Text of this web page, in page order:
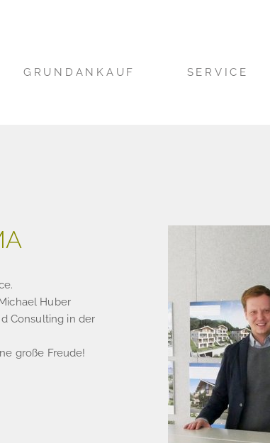
GRUNDANKAUF SERVICE
Huber
Consulting in der
große Freude!